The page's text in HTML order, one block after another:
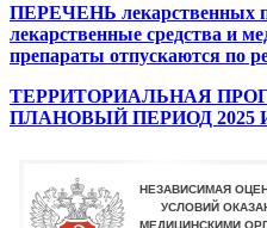
ПЕРЕЧЕНЬ лекарственных
лекарственные средства и
препараты отпускаются по
ТЕРРИТОРИАЛЬНАЯ
ПЛАНОВЫЙ ПЕРИОД 2025